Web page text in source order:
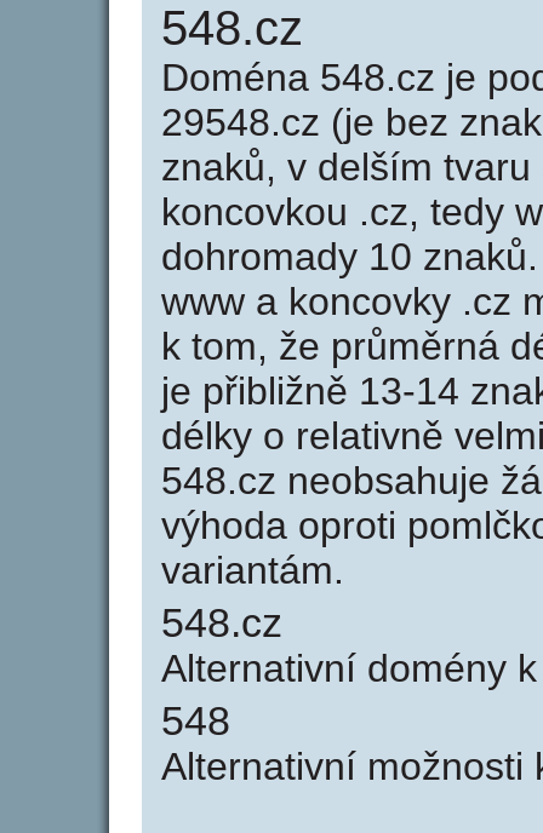
548.cz
Doména 548.cz je
29548.cz (je bez
znaků, v delším
koncovkou .cz, tedy
dohromady 10
www a koncovky .cz
k tom, že průměrná
je přibližně 13-14
délky o relativně
548.cz neobsahuje
výhoda oproti
variantám.
548.cz
Alternativní domény
548
Alternativní